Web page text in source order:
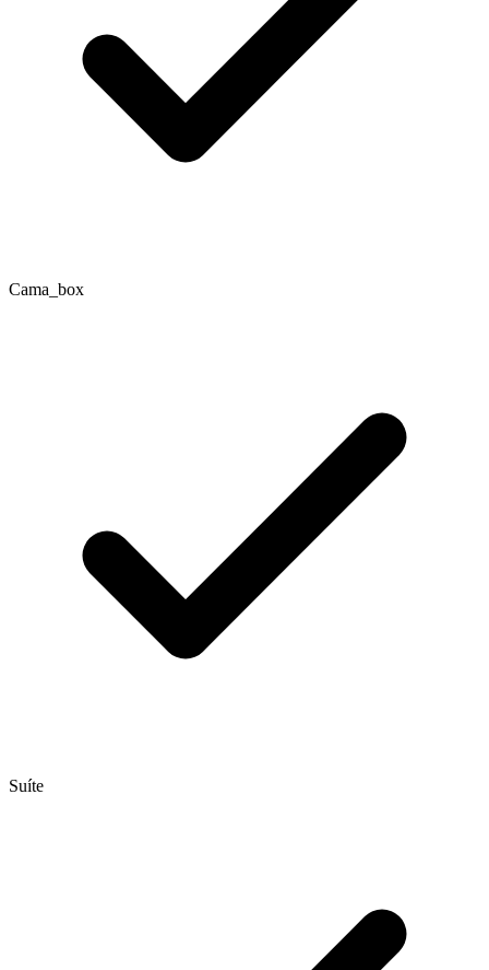
Cama_box
Suíte